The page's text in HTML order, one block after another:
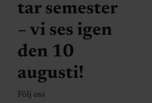
tar semester
– vi ses igen
den 10
augusti!
Följ oss